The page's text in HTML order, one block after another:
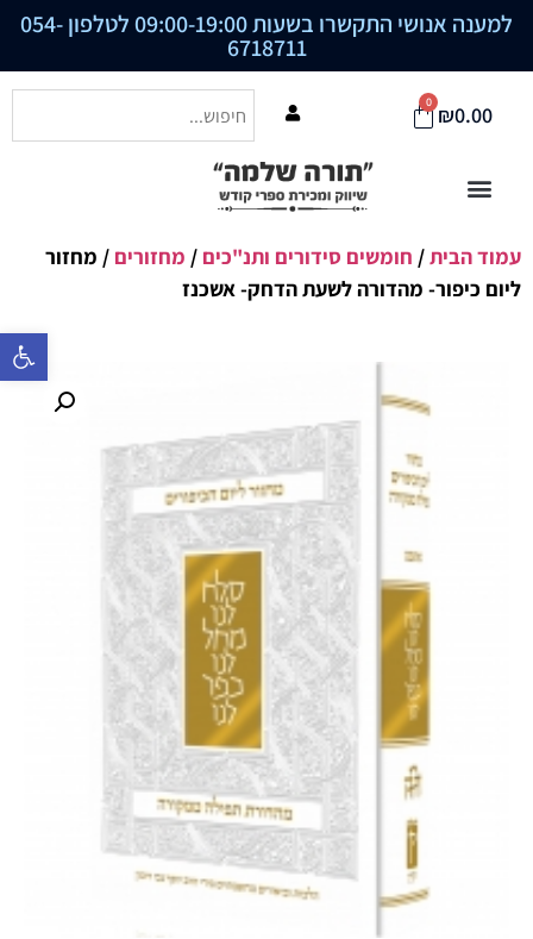
פתח סרגל
למענה אנושי התקשרו בשעות 09:00-19:00 לטלפון 054-
6718711
₪0.00
0
עמוד הבית/ חומשים סידורים ותנ"כים / מחזורים / מחזור
ליום כיפור- מהדורה לשעת הדחק- אשכנז